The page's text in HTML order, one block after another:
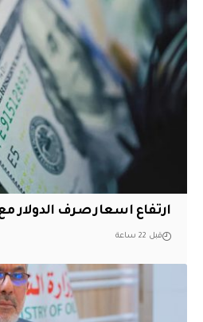
ارتفاع اسعار صرف الدولار
قبل 22 ساعة